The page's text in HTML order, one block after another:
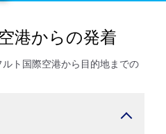
港からの発着
ト国際空港から目的地までの